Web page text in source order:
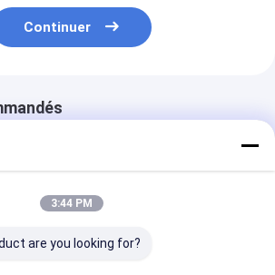
Continuer
3:44 PM
are you looking for?